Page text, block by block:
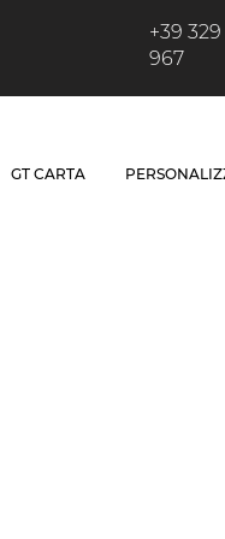
+39
967
GT CARTA